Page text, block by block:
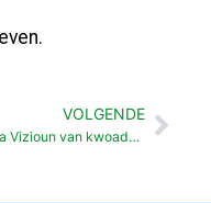
VOLGENDE
Jesaja Vizioun van kwoadens en verlözzen